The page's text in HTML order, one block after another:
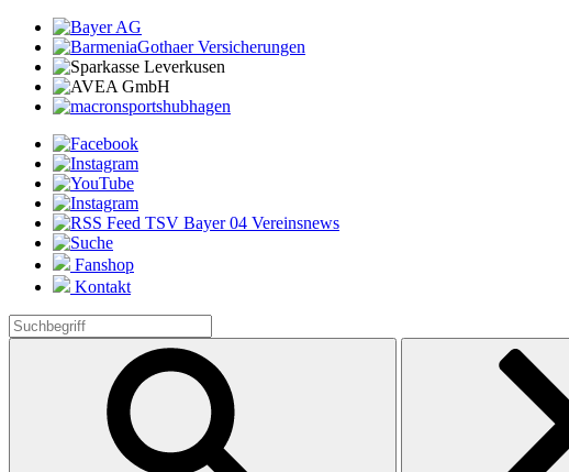
Fanshop
Kontakt